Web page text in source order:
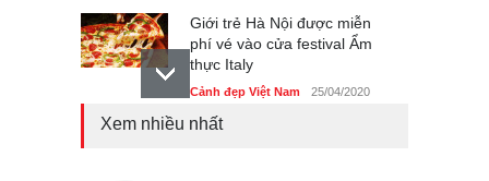
Giới trẻ Hà Nội được miễn
phí vé vào cửa festival Ẩm
thực Italy
Cảnh đẹp Việt Nam 25/04/2020
Xem nhiều nhất